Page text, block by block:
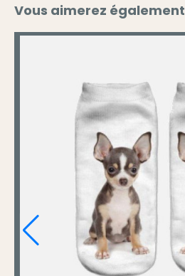
Vous aimerez également